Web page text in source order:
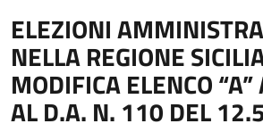
ELEZIONI
NELLA REGIONE
MODIFICA ELENCO “A”
AL D.A. N. 110 DEL